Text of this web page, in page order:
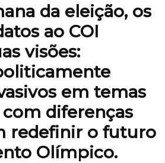
da eleição, os
ao COI
visões:
em temas
com diferenças
redefinir o futuro
Olímpico.